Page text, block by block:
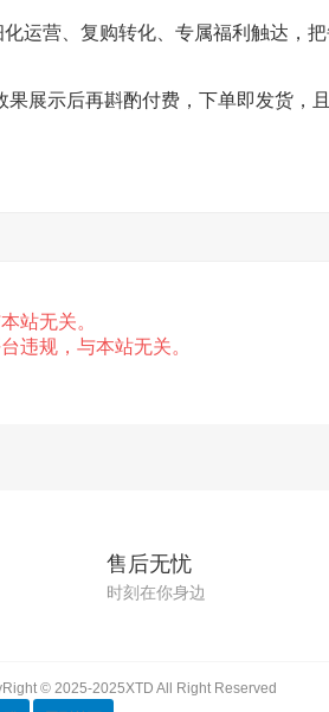
运营、复购转化、专属福利触达，
展示后再斟酌付费，下单即发货，
站无关。
违规，与本站无关。
售后无忧
时刻在你身边
© 2025-2025XTD All Right Reserved